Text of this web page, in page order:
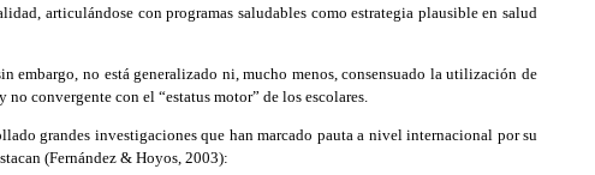
articulándose con programas saludables como estrategia plausible en salud
no está generalizado ni, mucho menos, consensuado la utilización de
convergente con el “estatus motor” de los escolares.
grandes investigaciones que han marcado pauta a nivel internacional por su
(Fernández & Hoyos, 2003):